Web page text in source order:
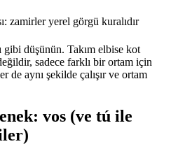
zamirler yerel görgü kuralıdır
gibi düşünün. Takım elbise kot
sadece farklı bir ortam için
de aynı şekilde çalışır ve ortam
vos (ve tú ile